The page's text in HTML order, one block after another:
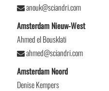
anouk@sciandri.com
Amsterdam Nieuw-West
Ahmed el Bousklati
ahmed@sciandri.com
Amsterdam Noord
Denise Kempers